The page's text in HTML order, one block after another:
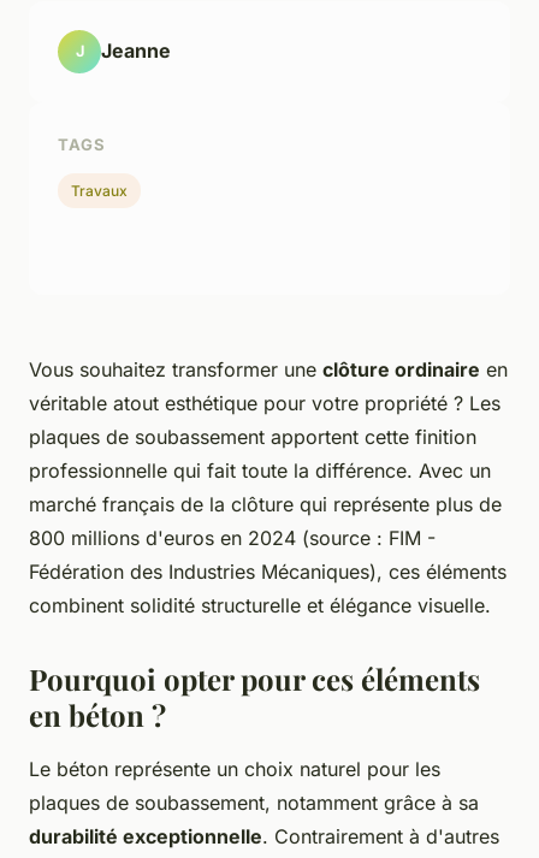
Vous souhaitez transformer une clôture ordinaire en
véritable atout esthétique pour votre propriété ? Les
plaques de soubassement apportent cette finition
professionnelle qui fait toute la différence. Avec un
marché français de la clôture qui représente plus de
800 millions d'euros en 2024 (source : FIM -
Fédération des Industries Mécaniques), ces éléments
combinent solidité structurelle et élégance visuelle.
Pourquoi opter pour ces éléments
en béton ?
Le béton représente un choix naturel pour les
plaques de soubassement, notamment grâce à sa
durabilité exceptionnelle. Contrairement à d'autres
J Jeanne
TAGS
Travaux